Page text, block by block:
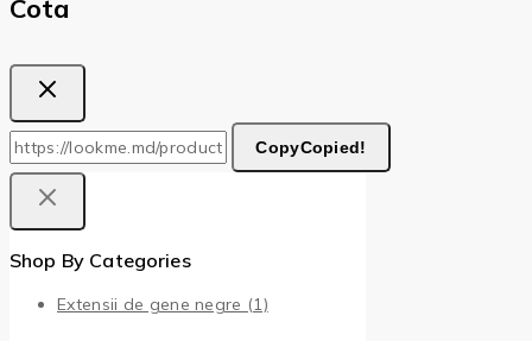
Cota
CopyCopied!
Shop By Categories
Extensii de gene negre (1)